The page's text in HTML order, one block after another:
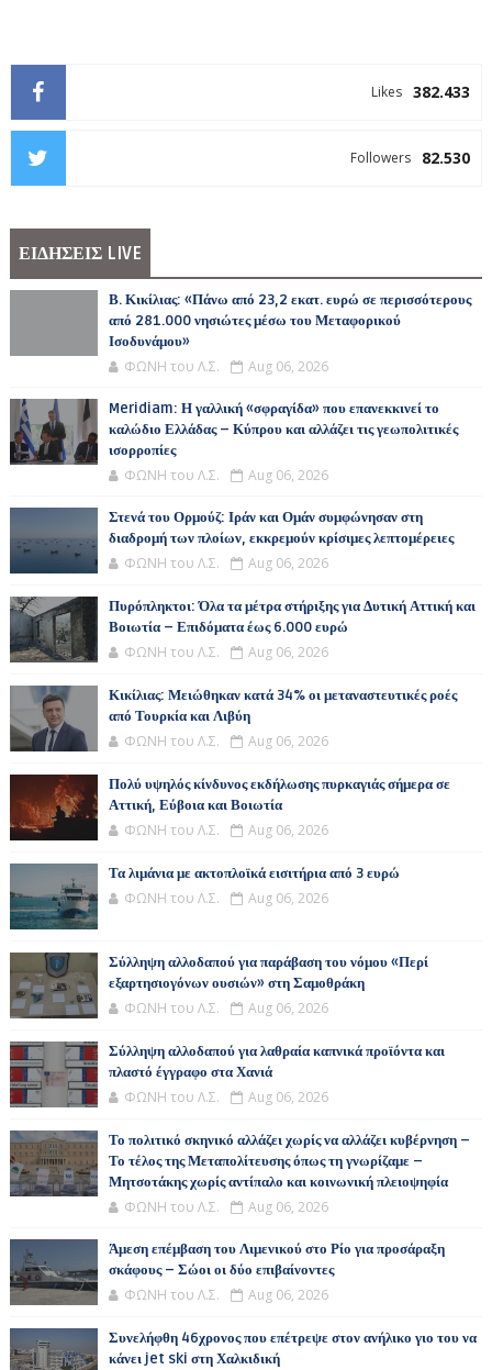
382.433
Likes
82.530
Followers
ΕΙΔΗΣΕΙΣ LIVE
Β. Κικίλιας: «Πάνω από 23,2 εκατ. ευρώ σε περισσότερους
από 281.000 νησιώτες μέσω του Μεταφορικού
Ισοδυνάμου»
ΦΩΝΗ του Λ.Σ. Aug 06, 2026
Meridiam: Η γαλλική «σφραγίδα» που επανεκκινεί το
καλώδιο Ελλάδας – Κύπρου και αλλάζει τις γεωπολιτικές
ισορροπίες
ΦΩΝΗ του Λ.Σ. Aug 06, 2026
Στενά του Ορμούζ: Ιράν και Ομάν συμφώνησαν στη
διαδρομή των πλοίων, εκκρεμούν κρίσιμες λεπτομέρειες
ΦΩΝΗ του Λ.Σ. Aug 06, 2026
Πυρόπληκτοι: Όλα τα μέτρα στήριξης για Δυτική Αττική και
Βοιωτία – Επιδόματα έως 6.000 ευρώ
ΦΩΝΗ του Λ.Σ. Aug 06, 2026
Κικίλιας: Μειώθηκαν κατά 34% οι μεταναστευτικές ροές
από Τουρκία και Λιβύη
ΦΩΝΗ του Λ.Σ. Aug 06, 2026
Πολύ υψηλός κίνδυνος εκδήλωσης πυρκαγιάς σήμερα σε
Αττική, Εύβοια και Βοιωτία
ΦΩΝΗ του Λ.Σ. Aug 06, 2026
Τα λιμάνια με ακτοπλοϊκά εισιτήρια από 3 ευρώ
ΦΩΝΗ του Λ.Σ. Aug 06, 2026
Σύλληψη αλλοδαπού για παράβαση του νόμου «Περί
εξαρτησιογόνων ουσιών» στη Σαμοθράκη
ΦΩΝΗ του Λ.Σ. Aug 06, 2026
Σύλληψη αλλοδαπού για λαθραία καπνικά προϊόντα και
πλαστό έγγραφο στα Χανιά
ΦΩΝΗ του Λ.Σ. Aug 06, 2026
Το πολιτικό σκηνικό αλλάζει χωρίς να αλλάζει κυβέρνηση –
Το τέλος της Μεταπολίτευσης όπως τη γνωρίζαμε –
Μητσοτάκης χωρίς αντίπαλο και κοινωνική πλειοψηφία
ΦΩΝΗ του Λ.Σ. Aug 06, 2026
Άμεση επέμβαση του Λιμενικού στο Ρίο για προσάραξη
σκάφους – Σώοι οι δύο επιβαίνοντες
ΦΩΝΗ του Λ.Σ. Aug 06, 2026
Συνελήφθη 46χρονος που επέτρεψε στον ανήλικο γιο του να
κάνει jet ski στη Χαλκιδική